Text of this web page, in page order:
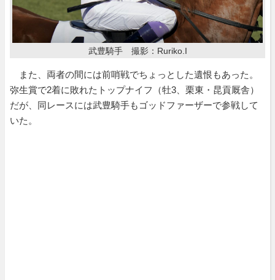
武豊騎手 撮影：Ruriko.I
また、両者の間には前哨戦でちょっとした遺恨もあった。
弥生賞で2着に敗れたトップナイフ（牡3、栗東・昆貢厩舎）
だが、同レースには武豊騎手もゴッドファーザーで参戦して
いた。